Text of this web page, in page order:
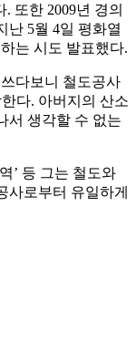
또한 2009년 경의
난 5월 4일 평화열
는 시도 발표했다.
다보니 철도공사
다. 아버지의 산소
서 생각할 수 없는
’ 등 그는 철도와
사로부터 유일하게